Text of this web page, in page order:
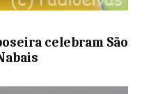
celebram São